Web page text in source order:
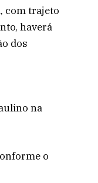
com trajeto
haverá
dos
na
o